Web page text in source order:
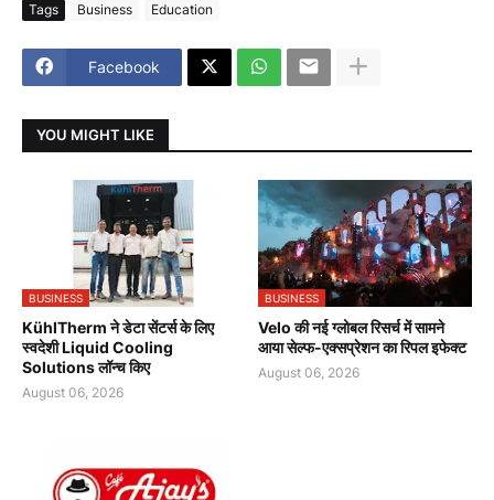
Tags Business Education
Facebook
YOU MIGHT LIKE
BUSINESS
KühlTherm ने डेटा सेंटर्स के लिए
स्वदेशी Liquid Cooling
Solutions लॉन्च किए
August 06, 2026
BUSINESS
Velo की नई ग्लोबल रिसर्च में सामने
आया सेल्फ-एक्सप्रेशन का रिपल इफेक्ट
August 06, 2026